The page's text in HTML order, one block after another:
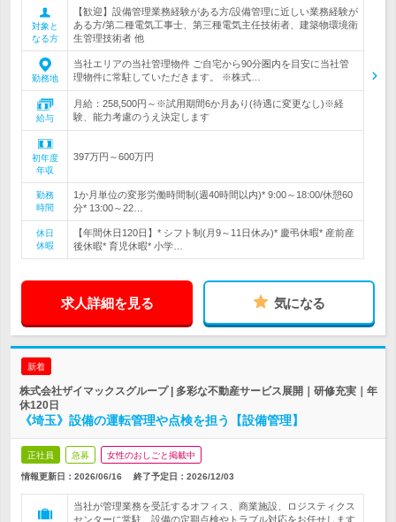
対象と
なる方
【歓迎】設備管理業務経験がある方/設備管理に近しい業務経験が
ある方/第二種電気工事士、第三種電気主任技術者、建築物環境衛
生管理技術者 他
勤務地
当社エリアの当社管理物件 ご自宅から90分圏内を目安に当社管
理物件に常駐していただきます。 ※株式…
給与
月給：258,500円～※試用期間6か月あり(待遇に変更なし)※経
験、能力考慮のうえ決定します
初年度
年収
397万円～600万円
勤務
時間
1か月単位の変形労働時間制(週40時間以内)* 9:00～18:00/休憩60
分* 13:00～22…
休日
休暇
【年間休日120日】* シフト制(月9～11日休み)* 慶弔休暇* 産前産
後休暇* 育児休暇* 小学…
求人詳細を見る 気になる
新着
株式会社ザイマックスグループ | 多彩な不動産サービス展開｜研修充実｜年
休120日
《埼玉》設備の運転管理や点検を担う【設備管理】
正社員 急募 女性のおしごと掲載中
情報更新日：2026/06/16 終了予定日： 2026/12/03
当社が管理業務を受託するオフィス、商業施設、ロジスティクス
センターに常駐。設備の定期点検やトラブル対応をお任せします